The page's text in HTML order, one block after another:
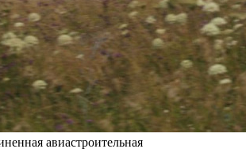
авиастроительная